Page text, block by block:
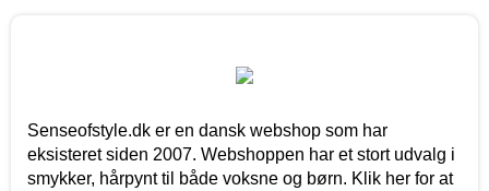
Senseofstyle.dk er en dansk webshop som har
eksisteret siden 2007. Webshoppen har et stort udvalg i
smykker, hårpynt til både voksne og børn. Klik her for at